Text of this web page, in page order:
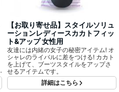
【お取り寄せ品】スタイルソリュ
ーションレディースカカトフィッ
ト&アップ 女性用
友達には内緒の女子の秘密アイテム! オ
シャレのライバルに差をつける! カカト
を上げて、ブーツスタイルをアップさ
せるアイテムです。
詳細はこちら